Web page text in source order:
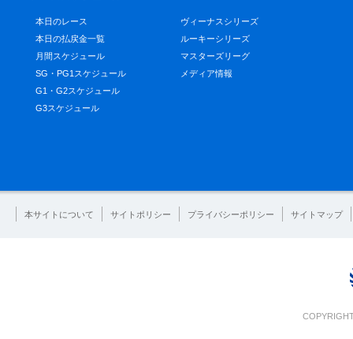
本日のレース
本日の払戻金一覧
月間スケジュール
SG・PG1スケジュール
G1・G2スケジュール
G3スケジュール
ヴィーナスシリーズ
ルーキーシリーズ
マスターズリーグ
メディア情報
本サイトについて サイトポリシー プライバシーポリシー サイトマップ